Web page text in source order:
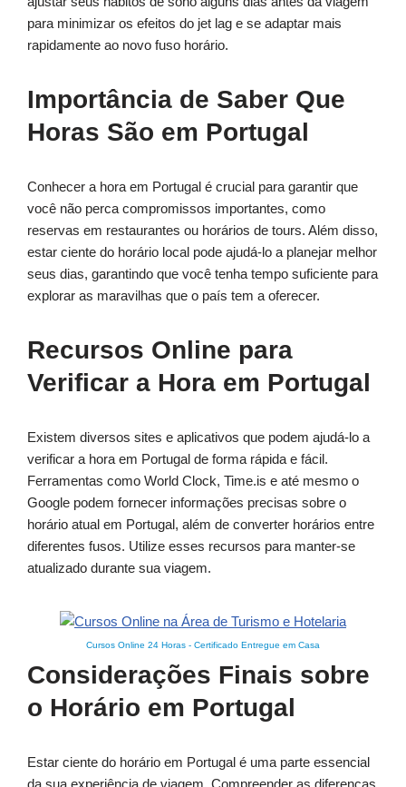
para minimizar os efeitos do jet lag e se adaptar mais
rapidamente ao novo fuso horário.
Importância de Saber Que
Horas São em Portugal
Conhecer a hora em Portugal é crucial para garantir que
você não perca compromissos importantes, como
reservas em restaurantes ou horários de tours. Além disso,
estar ciente do horário local pode ajudá-lo a planejar melhor
seus dias, garantindo que você tenha tempo suficiente para
explorar as maravilhas que o país tem a oferecer.
Recursos Online para
Verificar a Hora em Portugal
Existem diversos sites e aplicativos que podem ajudá-lo a
verificar a hora em Portugal de forma rápida e fácil.
Ferramentas como World Clock, Time.is e até mesmo o
Google podem fornecer informações precisas sobre o
horário atual em Portugal, além de converter horários entre
diferentes fusos. Utilize esses recursos para manter-se
atualizado durante sua viagem.
Cursos Online 24 Horas - Certificado Entregue em Casa
Considerações Finais sobre
o Horário em Portugal
Estar ciente do horário em Portugal é uma parte essencial